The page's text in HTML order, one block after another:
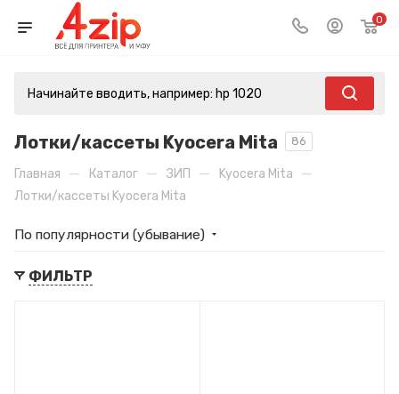
0
Лотки/кассеты Kyocera Mita 86
Главная — Каталог — ЗИП — Kyocera Mita —
Лотки/кассеты Kyocera Mita
По популярности (убывание)
ФИЛЬТР